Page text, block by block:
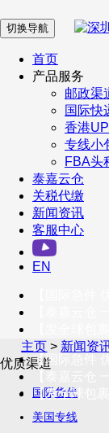
在 线 客 服
企业微信
订阅号
客户服务热线
400-098-5699
联系我们
切换导航
首页
产品服务
邮政渠
国际快
香港
专线小
FBA头
泰嘉云仓
关税代缴
新闻资讯
客服中心
EN
【国际急件
【发全球包
主页 > 新闻资
优质渠道
国际货代
美国专线